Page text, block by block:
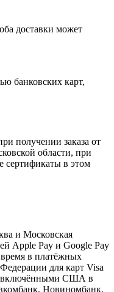
доставки может
банковских карт,
получении заказа от
области, при
сертификаты в этом
и Московская
Apple Pay и Google Pay
в платёжных
для карт Visa
включёнными США в
Новиномбанк,